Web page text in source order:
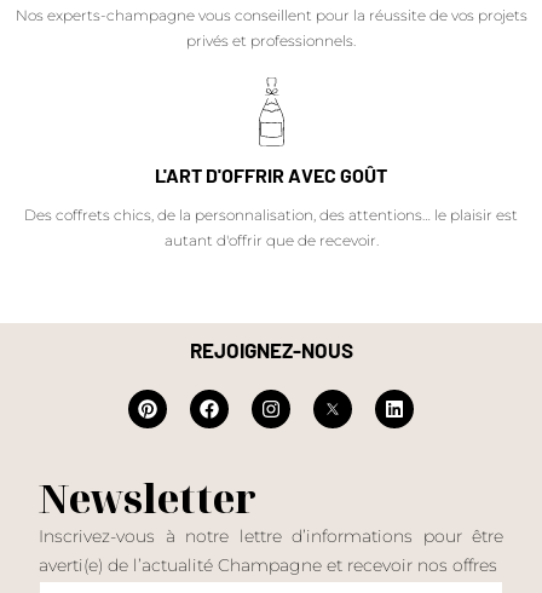
Nos experts-champagne vous conseillent pour la réussite de vos projets
privés et professionnels.
L'ART D'OFFRIR AVEC GOÛT
Des coffrets chics, de la personnalisation, des attentions… le plaisir est
autant d'offrir que de recevoir.
REJOIGNEZ-NOUS
Newsletter
Inscrivez-vous à notre lettre d’informations pour être
averti(e) de l’actualité Champagne et recevoir nos offres